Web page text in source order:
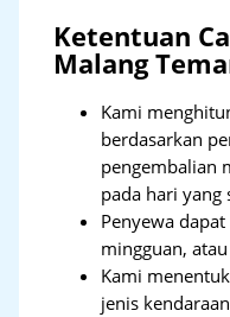
Ketentuan
Malang
Kami
berdasarkan
pengembalian
pada hari yang
Penyewa
mingguan,
Kami
jenis